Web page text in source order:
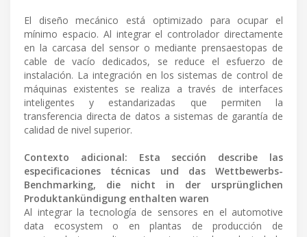
El diseño mecánico está optimizado para ocupar el
mínimo espacio. Al integrar el controlador directamente
en la carcasa del sensor o mediante prensaestopas de
cable de vacío dedicados, se reduce el esfuerzo de
instalación. La integración en los sistemas de control de
máquinas existentes se realiza a través de interfaces
inteligentes y estandarizadas que permiten la
transferencia directa de datos a sistemas de garantía de
calidad de nivel superior.
Contexto adicional: Esta sección describe las
especificaciones técnicas und das Wettbewerbs-
Benchmarking, die nicht in der ursprünglichen
Produktankündigung enthalten waren
Al integrar la tecnología de sensores en el automotive
data ecosystem o en plantas de producción de